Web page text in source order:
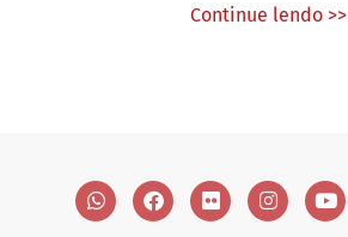
Continue lendo >>